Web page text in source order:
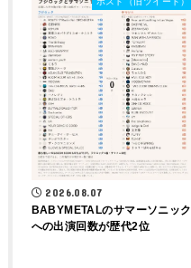
2026.08.07
BABYMETALのサマーソニック
への出演回数が歴代2位